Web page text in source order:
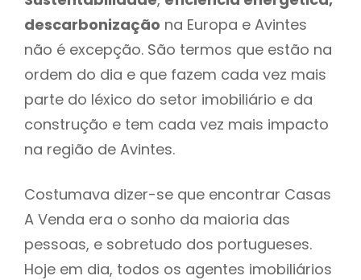
descarbonização na Europa e Avintes
não é excepção. São termos que estão na
ordem do dia e que fazem cada vez mais
parte do léxico do setor imobiliário e da
construção e tem cada vez mais impacto
na região de Avintes.
Costumava dizer-se que encontrar Casas
A Venda era o sonho da maioria das
pessoas, e sobretudo dos portugueses.
Hoje em dia, todos os agentes imobiliários